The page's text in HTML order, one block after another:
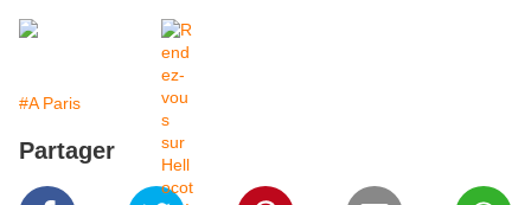
#A Paris
Partager